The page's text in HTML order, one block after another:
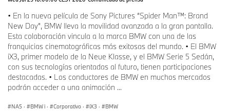
kilómetros de distancia, ahora producen la quinta generación de
baterías de alta tensión. Pero también hay empleados de otras
áreas de producción que están aplicando internamente para la
nueva ubicación.
Se han lanzado numerosos programas para reentrenar y calificar
a los empleados. Los equipos se caracterizan por su disposición
a aprender y a cambiar. Además, en septiembre de 2025, por
• En la nueva película de Sony Pictures “Spider Man™: Brand
New Day”, BMW lleva la movilidad avanzada a la gran pantalla.
Esta colaboración vincula a la marca BMW con una de las
franquicias cinematográficas más exitosas del mundo. • El BMW
iX3, primer modelo de la Neue Klasse, y el BMW Serie 5 Sedán,
con sus tecnologías orientadas al futuro, tienen participaciones
destacadas. • Los conductores de BMW en muchos mercados
podrán acceder a una animación ...
NA5 · BMW i · Corporativo · iX3 · BMW